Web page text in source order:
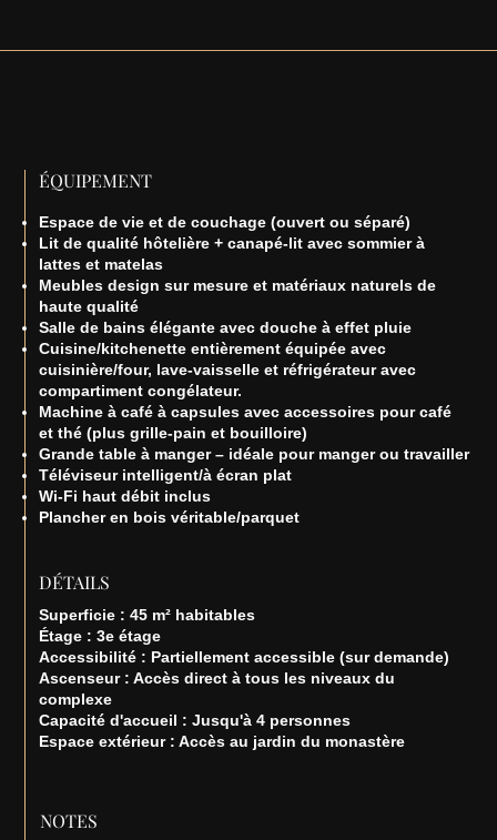
ÉQUIPEMENT
Espace de vie et de couchage (ouvert ou séparé)
Lit de qualité hôtelière + canapé-lit avec sommier à
lattes et matelas
Meubles design sur mesure et matériaux naturels de
haute qualité
Salle de bains élégante avec douche à effet pluie
Cuisine/kitchenette entièrement équipée avec
cuisinière/four, lave-vaisselle et réfrigérateur avec
compartiment congélateur.
Machine à café à capsules avec accessoires pour café
et thé (plus grille-pain et bouilloire)
Grande table à manger – idéale pour manger ou travailler
Téléviseur intelligent/à écran plat
Wi-Fi haut débit inclus
Plancher en bois véritable/parquet
DÉTAILS
Superficie : 45 m² habitables
Étage : 3e étage
Accessibilité : Partiellement accessible (sur demande)
Ascenseur : Accès direct à tous les niveaux du
complexe
Capacité d'accueil : Jusqu'à 4 personnes
Espace extérieur : Accès au jardin du monastère
NOTES